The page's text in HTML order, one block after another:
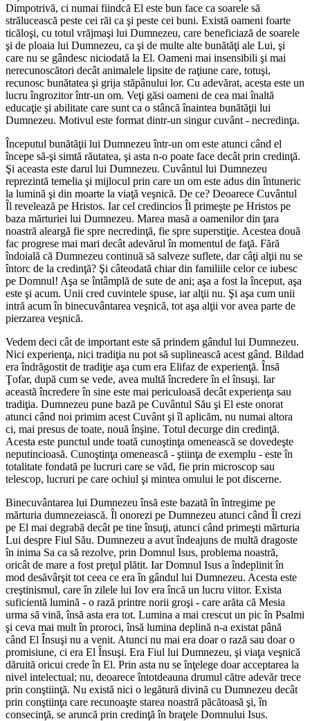
Dimpotrivă, ci numai fiindcă El este bun face ca soarele să
strălucească peste cei răi ca şi peste cei buni. Există oameni foarte
ticăloşi, cu totul vrăjmaşi lui Dumnezeu, care beneficiază de soarele
şi de ploaia lui Dumnezeu, ca şi de multe alte bunătăţi ale Lui, şi
care nu se gândesc niciodată la El. Oameni mai insensibili şi mai
nerecunoscători decât animalele lipsite de raţiune care, totuşi,
recunosc bunătatea şi grija stăpânului lor. Cu adevărat, acesta este un
lucru îngrozitor într-un om. Veţi găsi oameni de cea mai înaltă
educaţie şi abilitate care sunt ca o stâncă înaintea bunătăţii lui
Dumnezeu. Motivul este format dintr-un singur cuvânt - necredinţa.
Începutul bunătăţii lui Dumnezeu într-un om este atunci când el
începe să-şi simtă răutatea, şi asta n-o poate face decât prin credinţă.
Şi aceasta este darul lui Dumnezeu. Cuvântul lui Dumnezeu
reprezintă temelia şi mijlocul prin care un om este adus din întuneric
la lumină şi din moarte la viaţă veşnică. De ce? Deoarece Cuvântul
Îl revelează pe Hristos. Iar cel credincios Îl primeşte pe Hristos pe
baza mărturiei lui Dumnezeu. Marea masă a oamenilor din ţara
noastră aleargă fie spre necredinţă, fie spre superstiţie. Acestea două
fac progrese mai mari decât adevărul în momentul de faţă. Fără
îndoială că Dumnezeu continuă să salveze suflete, dar câţi alţii nu se
întorc de la credinţă? Şi câteodată chiar din familiile celor ce iubesc
pe Domnul! Aşa se întâmplă de sute de ani; aşa a fost la început, aşa
este şi acum. Unii cred cuvintele spuse, iar alţii nu. Şi aşa cum unii
intră acum în binecuvântarea veşnică, tot aşa alţii vor avea parte de
pierzarea veşnică.
Vedem deci cât de important este să prindem gândul lui Dumnezeu.
Nici experienţa, nici tradiţia nu pot să suplinească acest gând. Bildad
era îndrăgostit de tradiţie aşa cum era Elifaz de experienţă. Însă
Ţofar, după cum se vede, avea multă încredere în el însuşi. Iar
această încredere în sine este mai periculoasă decât experienţa sau
tradiţia. Dumnezeu pune bază pe Cuvântul Său şi El este onorat
atunci când noi primim acest Cuvânt şi îl aplicăm, nu numai altora
ci, mai presus de toate, nouă înşine. Totul decurge din credinţă.
Acesta este punctul unde toată cunoştinţa omenească se dovedeşte
neputincioasă. Cunoştinţa omenească - ştiinţa de exemplu - este în
totalitate fondată pe lucruri care se văd, fie prin microscop sau
telescop, lucruri pe care ochiul şi mintea omului le pot discerne.
Binecuvântarea lui Dumnezeu însă este bazată în întregime pe
mărturia dumnezeiască. Îl onorezi pe Dumnezeu atunci când Îl crezi
pe El mai degrabă decât pe tine însuţi, atunci când primeşti mărturia
Lui despre Fiul Său. Dumnezeu a avut îndeajuns de multă dragoste
în inima Sa ca să rezolve, prin Domnul Isus, problema noastră,
oricât de mare a fost preţul plătit. Iar Domnul Isus a îndeplinit în
mod desăvârşit tot ceea ce era în gândul lui Dumnezeu. Acesta este
creştinismul, care în zilele lui Iov era încă un lucru viitor. Exista
suficientă lumină - o rază printre norii groşi - care arăta că Mesia
urma să vină, însă asta era tot. Lumina a mai crescut un pic în Psalmi
şi ceva mai mult în proroci, însă lumina deplină n-a existat până
când El Însuşi nu a venit. Atunci nu mai era doar o rază sau doar o
promisiune, ci era El Însuşi. Era Fiul lui Dumnezeu, şi viaţa veşnică
dăruită oricui crede în El. Prin asta nu se înţelege doar acceptarea la
nivel intelectual; nu, deoarece întotdeauna drumul către adevăr trece
prin conştiinţă. Nu există nici o legătură divină cu Dumnezeu decât
prin conştiinţa care recunoaşte starea noastră păcătoasă şi, în
consecinţă, se aruncă prin credinţă în braţele Domnului Isus.